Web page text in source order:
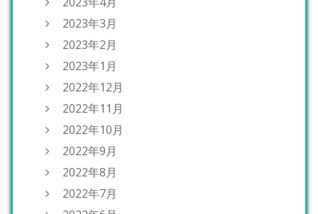
2023年3月
2023年2月
2023年1月
2022年12月
2022年11月
2022年10月
2022年9月
2022年8月
2022年7月